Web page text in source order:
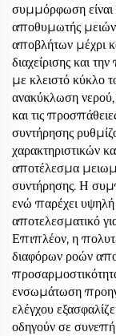
συμμόρφωση είναι
αποθυμωτής
αποβλήτων μέχρι
διαχείρισης και
με κλειστό κύκλο
ανακύκλωση νερού,
και τις
συντήρησης
χαρακτηριστικών
αποτέλεσμα
συντήρησης. Η
ενώ παρέχει υψηλή
αποτελεσματικό
Επιπλέον, η
διαφόρων ροών
ενσωμάτωση
ελέγχου
οδηγούν σε